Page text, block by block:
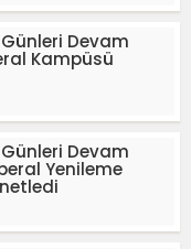
Devam
Kampüsü
Devam
Yenileme